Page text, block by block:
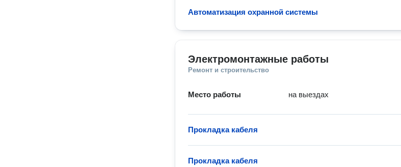
Автоматизация охранной системы
Электромонтажные работы
Ремонт и строительство
Место работы на выездах
Прокладка кабеля
Прокладка кабеля